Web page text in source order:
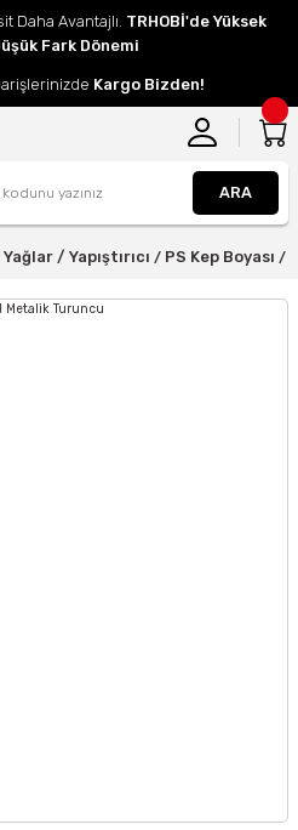
Daha Avantajlı. TRHOBİ'de Yüksek
Fark Dönemi
Kargo Bizden!
ARA
/ Yapıştırıcı PS Kep Boyası